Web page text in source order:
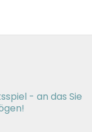
- an das Sie